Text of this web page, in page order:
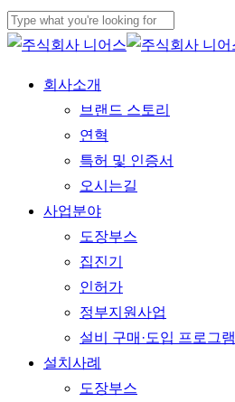
Skip
to
content
Close
Menu
회사소개
브랜드 스토리
연혁
특허 및 인증서
오시는길
사업분야
도장부스
집진기
인허가
정부지원사업
설비 구매·도입 프로그램
설치사례
도장부스